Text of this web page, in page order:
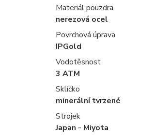
Materiál pouzdra
nerezová ocel
Povrchová úprava
IPGold
Vodotěsnost
3 ATM
Sklíčko
minerální tvrzené
Strojek
Japan - Miyota